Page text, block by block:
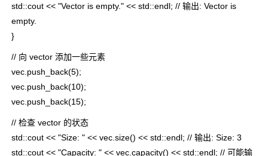
std::cout << "Vector is empty." << std::endl; // 输出: Vector is
empty.
}
// 向 vector 添加一些元素
vec.push_back(5);
vec.push_back(10);
vec.push_back(15);
// 检查 vector 的状态
std::cout << "Size: " << vec.size() << std::endl; // 输出: Size: 3
std::cout << "Capacity: " << vec.capacity() << std::endl; // 可能输